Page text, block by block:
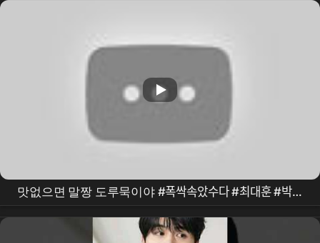
맛없으면 말짱 도루묵이야 #폭싹속았수다 #최대훈 #박해
준